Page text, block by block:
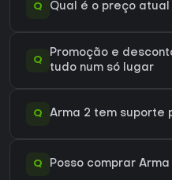
Q Qual é o preço atual
Q
Promoção e
tudo num só lugar
Q Arma 2 tem suporte
Q Posso comprar